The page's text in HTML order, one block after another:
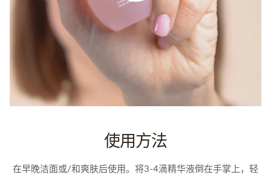
使用方法
在早晚洁面或/和爽肤后使用。将3-4滴精华液倒在手掌上，轻